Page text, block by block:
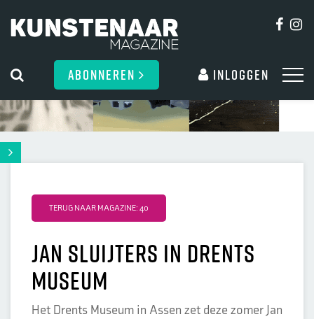
ABONNEREN Inloggen
TERUG NAAR MAGAZINE: 40
Jan Sluijters in Drents
museum
Het Drents Museum in Assen zet deze zomer Jan